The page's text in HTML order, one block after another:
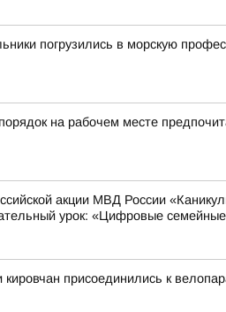
погрузились в морскую
на рабочем месте
акции МВД России
урок: «Цифровые
кировчан присоединились к